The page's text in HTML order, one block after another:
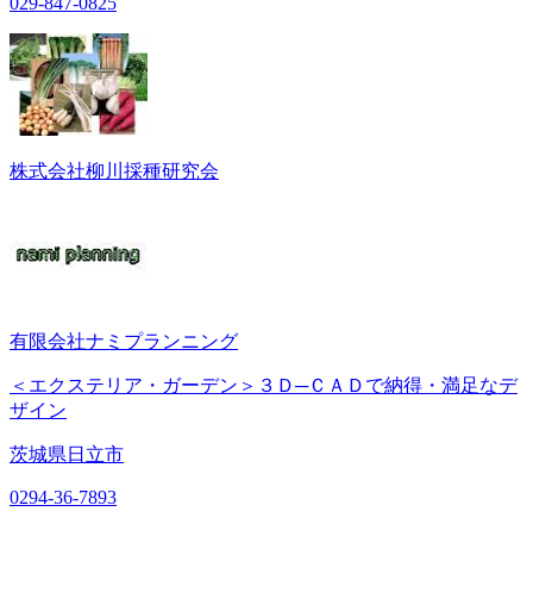
株式会社柳川採種研究会
有限会社ナミプランニング
＜エクステリア・ガーデン＞３Ｄ─ＣＡＤで納得・満足なデ
ザイン
茨城県日立市
0294-36-7893